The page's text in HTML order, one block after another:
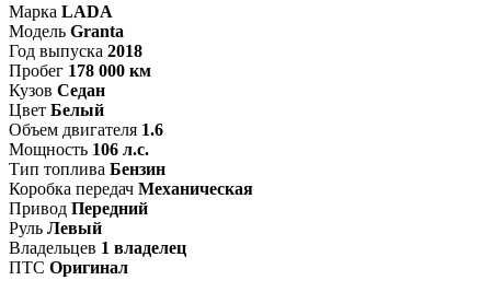
Марка LADA
Модель Granta
Год выпуска 2018
Пробег 178 000 км
Кузов Седан
Цвет Белый
Объем двигателя 1.6
Мощность 106 л.с.
Тип топлива Бензин
Коробка передач Механическая
Привод Передний
Руль Левый
Владельцев 1 владелец
ПТС Оригинал